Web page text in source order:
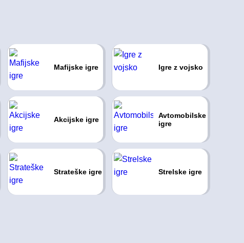
Mafijske igre Igre z vojsko
Akcijske igre
Avtomobilske
igre
Strateške igre Strelske igre